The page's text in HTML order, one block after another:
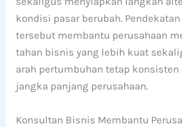
kondisi pasar berubah.
tersebut membantu perusahaan
tahan bisnis yang lebih kuat
arah pertumbuhan tetap konsisten
jangka panjang perusahaan.
Konsultan Bisnis Membantu